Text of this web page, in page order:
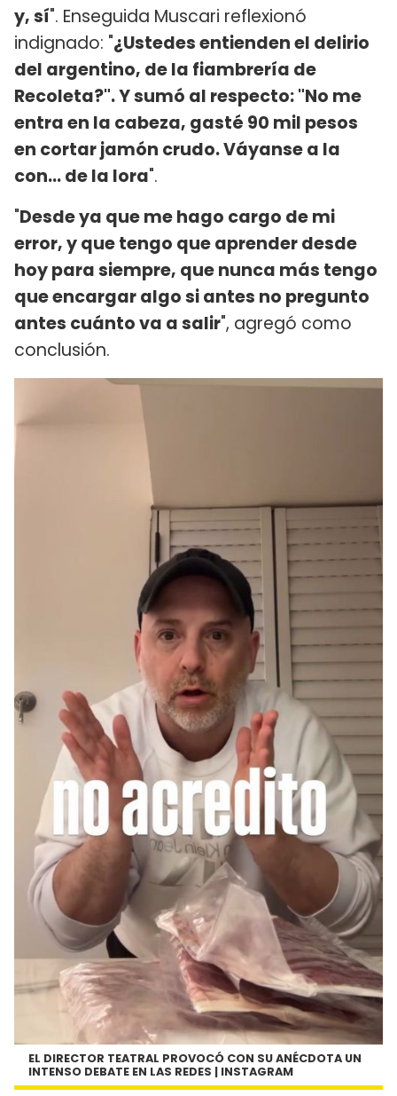
y, sí". Enseguida Muscari reflexionó
indignado: "¿Ustedes entienden el delirio
del argentino, de la fiambrería de
Recoleta?". Y sumó al respecto: "No me
entra en la cabeza, gasté 90 mil pesos
en cortar jamón crudo. Váyanse a la
con... de la lora".
"Desde ya que me hago cargo de mi
error, y que tengo que aprender desde
hoy para siempre, que nunca más tengo
que encargar algo si antes no pregunto
antes cuánto va a salir", agregó como
conclusión.
EL DIRECTOR TEATRAL PROVOCÓ CON SU ANÉCDOTA UN
INTENSO DEBATE EN LAS REDES | INSTAGRAM